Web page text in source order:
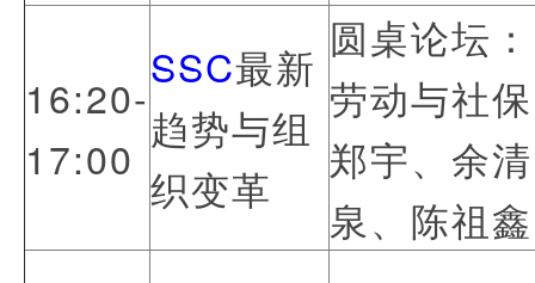
16:20-
17:00
SSC最新
趋势与组
织变革
圆桌论坛：
劳动与社保
郑宇、余清
泉、陈祖鑫